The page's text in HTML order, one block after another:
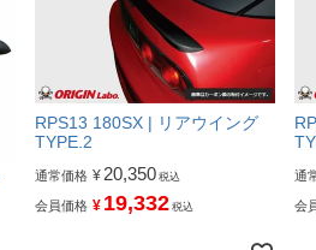
RPS13 180SX | リアウイング
TYPE.2
通常価格 ¥20,350 税込
会員価格 ¥ 19,332 税込
通
会